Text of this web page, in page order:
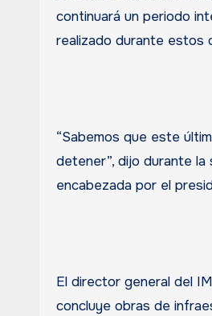
continuará un periodo
realizado durante estos
“Sabemos que este
detener”, dijo durante
encabezada por el
El director general del
concluye obras de